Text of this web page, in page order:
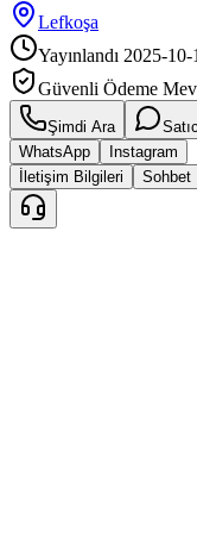
Lefkoşa
Yayınlandı 2025-10-
Güvenli Ödeme
Şimdi Ara
WhatsApp
Instagram
İletişim Bilgileri
Sohbet